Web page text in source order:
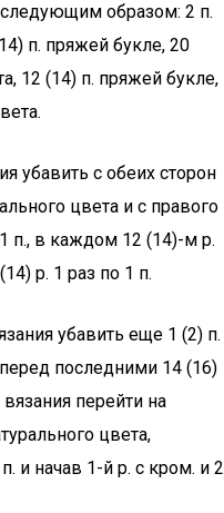
образом: 2 п.
п. пряжей букле, 20
12 (14) п. пряжей букле,
убавить с обеих сторон
цвета и с правого
п., в каждом 12 (14)-м р.
р. 1 раз по 1 п.
убавить еще 1 (2) п.
последними 14 (16)
перейти на
цвета,
и начав 1-й р. с кром. и 2